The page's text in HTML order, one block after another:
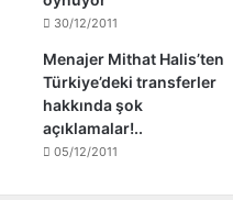
30/12/2011
Menajer Mithat Halis’ten
Türkiye’deki transferler
hakkında şok
açıklamalar!..
05/12/2011